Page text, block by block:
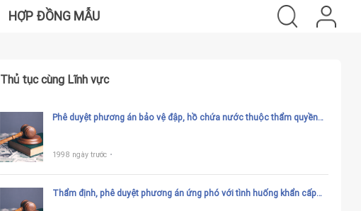
HỢP ĐỒNG MẪU
Thủ tục cùng Lĩnh vực
Phê duyệt phương án bảo vệ đập, hồ chứa nước thuộc thẩm quyền
1998 ngày trước
Thẩm định, phê duyệt phương án ứng phó với tình huống khẩn cấp